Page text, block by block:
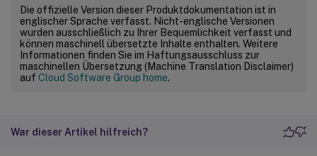
Die offizielle Version dieser Produktdokumentation ist in
englischer Sprache verfasst. Nicht-englische Versionen
wurden ausschließlich zu Ihrer Bequemlichkeit verfasst und
können maschinell übersetzte Inhalte enthalten. Weitere
Informationen finden Sie im Haftungsausschluss zur
maschinellen Übersetzung (Machine Translation Disclaimer)
auf Cloud Software Group home.
War dieser Artikel hilfreich?